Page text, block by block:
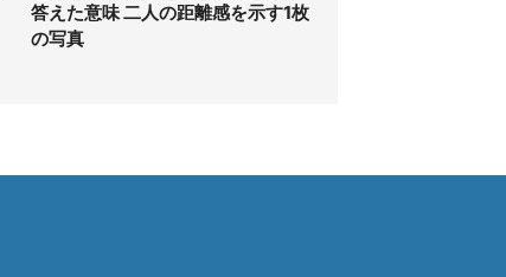
答えた意味 二人の距離感を示す1枚
の写真